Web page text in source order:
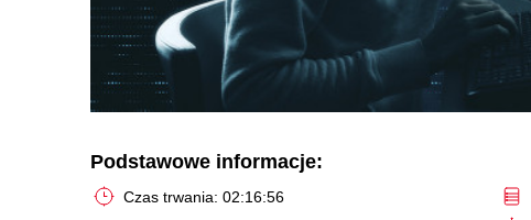
Podstawowe informacje:
Czas trwania: 02:16:56